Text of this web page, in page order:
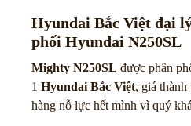
Hyundai Bắc Việt đại
phối Hyundai N250SL
Mighty N250SL được phân
1 Hyundai Bắc Việt, giá thành
hàng nỗ lực hết mình vì quý